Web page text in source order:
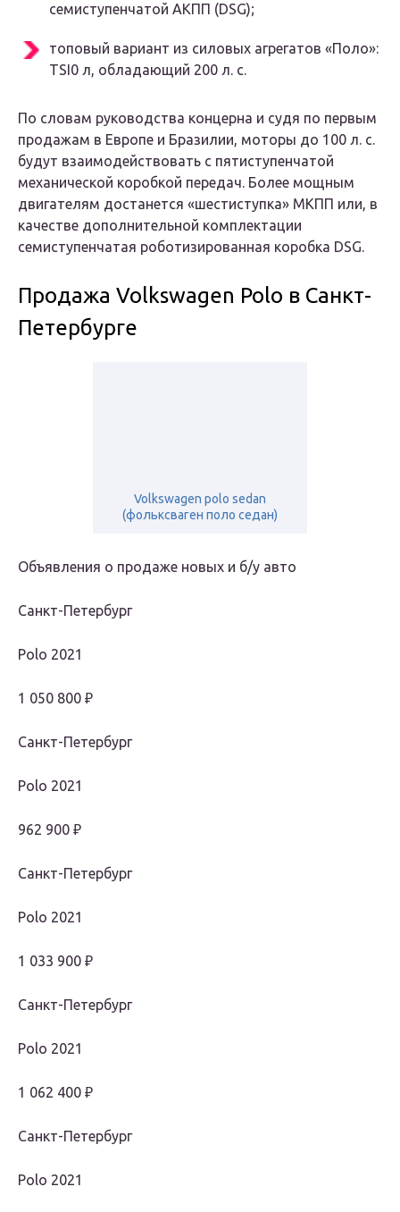
семиступенчатой АКПП (DSG);
топовый вариант из силовых агрегатов «Поло»:
TSI0 л, обладающий 200 л. с.
По словам руководства концерна и судя по первым
продажам в Европе и Бразилии, моторы до 100 л. с.
будут взаимодействовать с пятиступенчатой
механической коробкой передач. Более мощным
двигателям достанется «шестиступка» МКПП или, в
качестве дополнительной комплектации
семиступенчатая роботизированная коробка DSG.
Продажа Volkswagen Polo в Санкт-
Петербурге
Volkswagen polo sedan
(фольксваген поло седан)
Объявления о продаже новых и б/у авто
Санкт-Петербург
Polo 2021
1 050 800 ₽
Санкт-Петербург
Polo 2021
962 900 ₽
Санкт-Петербург
Polo 2021
1 033 900 ₽
Санкт-Петербург
Polo 2021
1 062 400 ₽
Санкт-Петербург
Polo 2021